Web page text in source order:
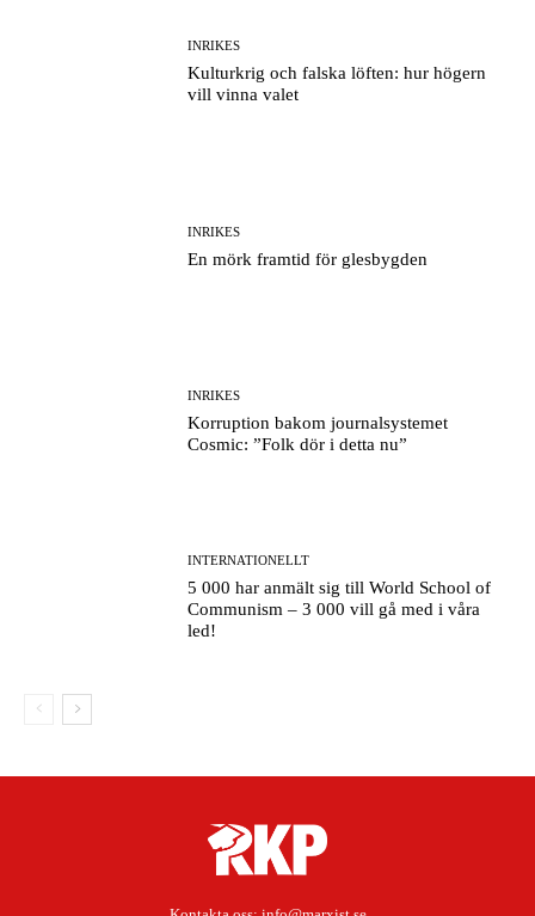
INRIKES
Kulturkrig och falska löften: hur högern
vill vinna valet
INRIKES
En mörk framtid för glesbygden
INRIKES
Korruption bakom journalsystemet
Cosmic: ”Folk dör i detta nu”
INTERNATIONELLT
5 000 har anmält sig till World School of
Communism – 3 000 vill gå med i våra
led!